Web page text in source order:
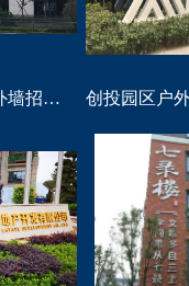
深圳汇丰银行大楼外墙招牌logo标识制作